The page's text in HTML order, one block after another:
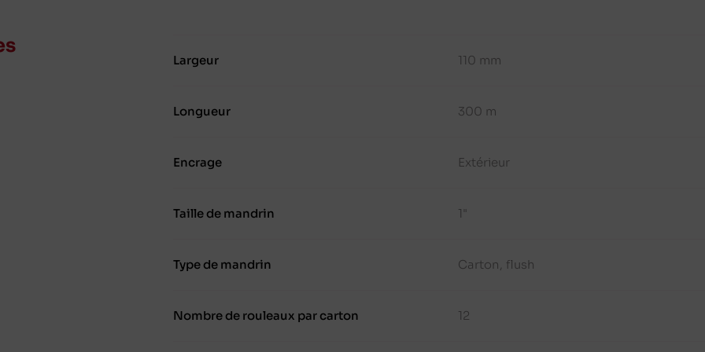
Largeur 110 mm
Longueur 300 m
Encrage Extérieur
Taille de mandrin 1"
Type de mandrin Carton, flush
Nombre de rouleaux par carton 12